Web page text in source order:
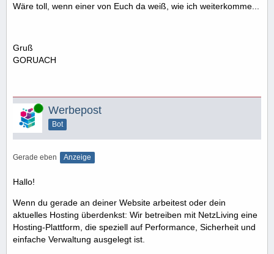
Wäre toll, wenn einer von Euch da weiß, wie ich weiterkomme...
Gruß
GORUACH
Online Werbepost
Bot
Gerade eben Anzeige
Hallo!
Wenn du gerade an deiner Website arbeitest oder dein
aktuelles Hosting überdenkst: Wir betreiben mit NetzLiving eine
Hosting-Plattform, die speziell auf Performance, Sicherheit und
einfache Verwaltung ausgelegt ist.